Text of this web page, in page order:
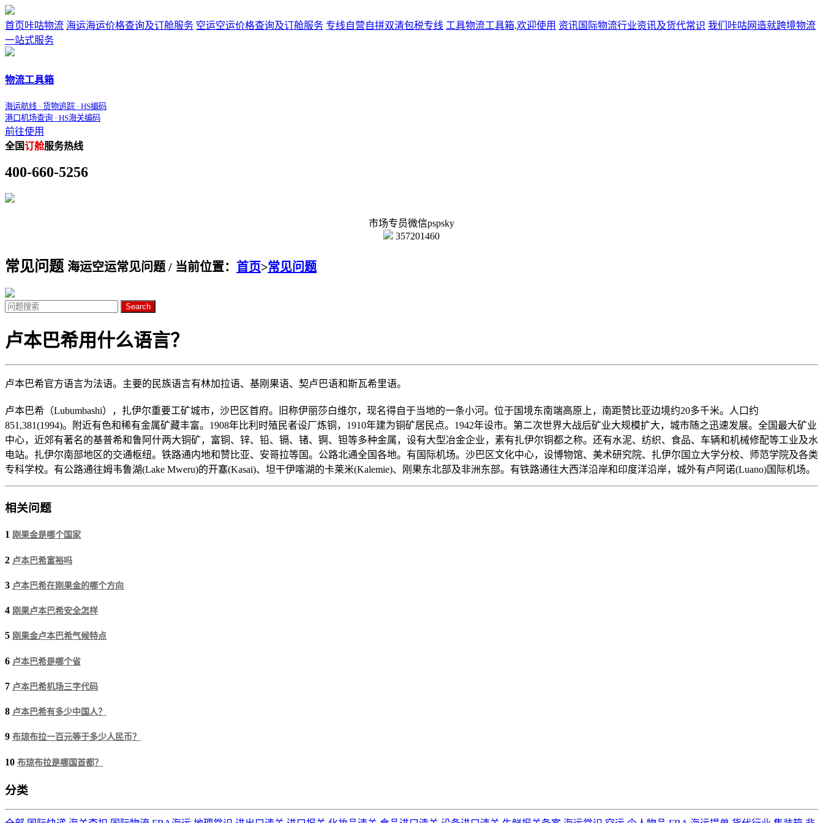
首页咔咕物流 海运海运价格查询及订舱服务 空运空运价格查询及订舱服务 专线自营自拼双清包税专线 工具物流工具箱,欢迎使用 资讯国际物流行业资讯及货代常识 我们 咔咕网造就跨境物流
一站式服务
物流工具箱
海运航线 · 货物追踪 · HS编码
港口机场查询 · HS海关编码
前往使用
全国订舱服务热线
400-660-5256
市场专员微信pspsky
357201460
常见问题 海运空运常见问题 / 当前位置： 首页>常见问题
Search
卢本巴希用什么语言？
卢本巴希官方语言为法语。主要的民族语言有林加拉语、基刚果语、契卢巴语和斯瓦希里语。
卢本巴希（Lubumbashi），扎伊尔重要工矿城市，沙巴区首府。旧称伊丽莎白维尔，现名得自于当地的一条小河。位于国境东南端高原上，南距赞比亚边境约20多千米。人口约
851,381(1994)。附近有色和稀有金属矿藏丰富。1908年比利时殖民者设厂炼铜，1910年建为铜矿居民点。1942年设市。第二次世界大战后矿业大规模扩大，城市随之迅速发展。全国最大矿业
中心，近郊有著名的基普希和鲁阿什两大铜矿，富铜、锌、铅、镉、锗、锕、钽等多种金属，设有大型冶金企业，素有扎伊尔铜都之称。还有水泥、纺织、食品、车辆和机械修配等工业及水
电站。扎伊尔南部地区的交通枢纽。铁路通内地和赞比亚、安哥拉等国。公路北通全国各地。有国际机场。沙巴区文化中心，设博物馆、美术研究院、扎伊尔国立大学分校、师范学院及各类
专科学校。有公路通往姆韦鲁湖(Lake Mweru)的开塞(Kasai)、坦干伊喀湖的卡莱米(Kalemie)、刚果东北部及非洲东部。有铁路通往大西洋沿岸和印度洋沿岸，城外有卢阿诺(Luano)国际机场。
相关问题
1 刚果金是哪个国家
2 卢本巴希富裕吗
3 卢本巴希在刚果金的哪个方向
4 刚果卢本巴希安全怎样
5 刚果金卢本巴希气候​特点
6 卢本巴希是哪个省
7 卢本巴希机场三字代码
8 卢本巴希有多少中国人？
9 布琼布拉一百元等于多少人民币？
10 布琼布拉是哪国首都？
分类